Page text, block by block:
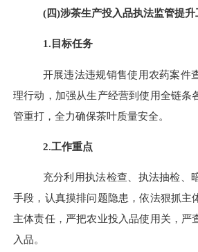
(四)涉茶生产投入品执法监管提升
1.目标任务
开展违法违规销售使用农药案件
理行动，加强从生产经营到使用全链条
管重打，全力确保茶叶质量安全。
2.工作重点
充分利用执法检查、执法抽检、
手段，认真摸排问题隐患，依法狠抓主
主体责任，严把农业投入品使用关，严
入品。